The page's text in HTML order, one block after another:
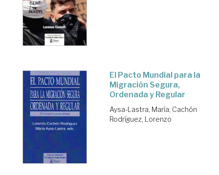
El Pacto Mundial para la
Migración Segura,
Ordenada y Regular
Aysa-Lastra, María; Cachón
Rodríguez, Lorenzo